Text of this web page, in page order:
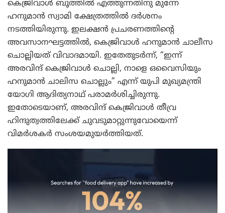
കെജ്രിവാൾ ബൂത്തിൽ എത്തുന്നതിനു മുന്നേ
ഹനുമാൻ സ്വാമി ക്ഷേത്രത്തിൽ ദർശനം
നടത്തിയിരുന്നു. ഇലക്ഷൻ പ്രചരണത്തിന്റെ
അവസാനഘട്ടത്തിൽ, കെജ്രിവാൾ ഹനുമാൻ ചാലീസ
ചൊല്ലിയത് വിവാദമായി. ഇതേതുടർന്ന്, “ഇന്ന്
അരവിന്ദ് കെജ്രിവാൾ ചൊല്ലി, നാളെ ഒവൈസിയും
ഹനുമാൻ ചാലിസ ചൊല്ലും” എന്ന് യുപി മുഖ്യമന്ത്രി
യോഗി ആദിത്യനാഥ് പരാമർശിച്ചിരുന്നു.
ഇതോടെയാണ്, അരവിന്ദ് കെജ്രിവാൾ തീവ്ര
ഹിന്ദുത്വത്തിലേക്ക് ചുവടുമാറ്റുന്നുവോയെന്ന്
വിമർശകർ സംശയമുയർത്തിയത്.